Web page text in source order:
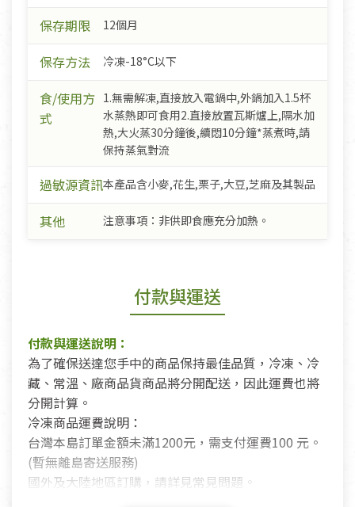
保存期限 12個月
保存方法 冷凍-18°C以下
食/使用方
式
1.無需解凍,直接放入電鍋中,外鍋加入1.5杯
水蒸熱即可食用2.直接放置瓦斯爐上,隔水加
熱,大火蒸30分鐘後,續悶10分鐘*蒸煮時,請
保持蒸氣對流
過敏源資訊本產品含小麥,花生,栗子,大豆,芝麻及其製品
其他 注意事項：非供即食應充分加熱。
付款與運送
付款與運送說明：
為了確保送達您手中的商品保持最佳品質，冷凍、冷
藏、常溫、廠商品貨商品將分開配送，因此運費也將
分開計算。
冷凍商品運費說明：
台灣本島訂單金額未滿1200元，需支付運費100 元。
(暫無離島寄送服務)
國外及大陸地區訂購，請詳見常見問題。